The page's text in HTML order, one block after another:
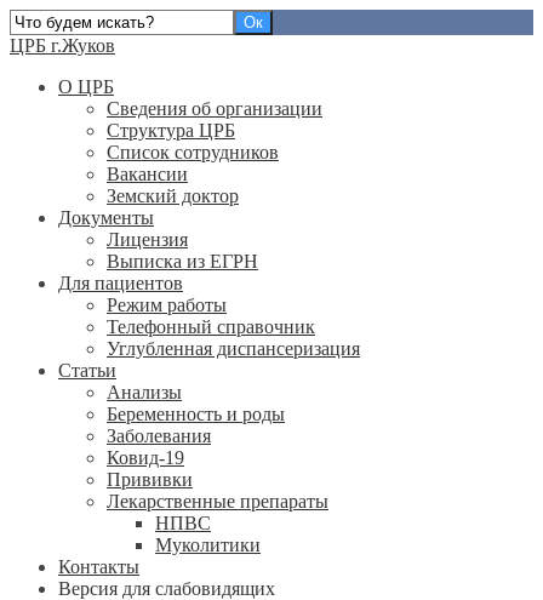
ЦРБ г.Жуков
О ЦРБ
Сведения об организации
Структура ЦРБ
Список сотрудников
Вакансии
Земский доктор
Документы
Лицензия
Выписка из ЕГРН
Для пациентов
Режим работы
Телефонный справочник
Углубленная диспансеризация
Статьи
Анализы
Беременность и роды
Заболевания
Ковид-19
Прививки
Лекарственные препараты
НПВС
Муколитики
Контакты
Версия для слабовидящих